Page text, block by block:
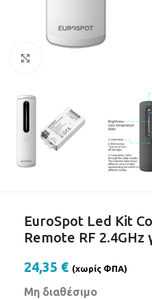
EuroSpot Led Kit
Remote RF 2.4GHz
24,35 € (χωρίς ΦΠΑ)
Μη διαθέσιμο